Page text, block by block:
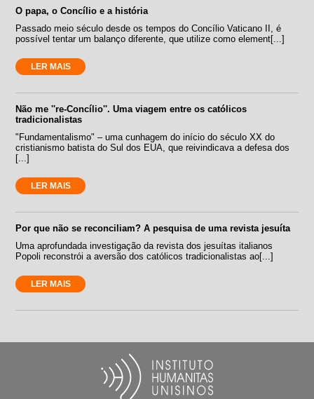
O papa, o Concílio e a história
Passado meio século desde os tempos do Concílio Vaticano II, é
possível tentar um balanço diferente, que utilize como element[...]
LER MAIS
Não me ''re-Concílio''. Uma viagem entre os católicos
tradicionalistas
"Fundamentalismo" – uma cunhagem do início do século XX do
cristianismo batista do Sul dos EUA, que reivindicava a defesa dos
[...]
LER MAIS
Por que não se reconciliam? A pesquisa de uma revista jesuíta
Uma aprofundada investigação da revista dos jesuítas italianos
Popoli reconstrói a aversão dos católicos tradicionalistas ao[...]
LER MAIS